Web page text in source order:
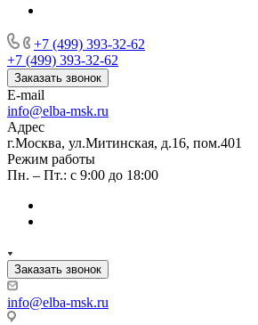
+7 (499) 393-32-62
+7 (499) 393-32-62
Заказать звонок
E-mail
info@elba-msk.ru
Адрес
г.Москва, ул.Митинская, д.16, пом.401
Режим работы
Пн. – Пт.: с 9:00 до 18:00
Заказать звонок
info@elba-msk.ru